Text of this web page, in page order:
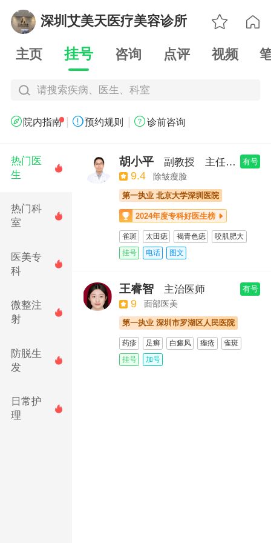
深圳艾美天医疗美容诊所  
主页 挂号 咨询 点评 视频
请搜索疾病、医生、科室
 院内指南 预约规则 诊前咨询
热门医
生

热门科
室

医美专
科

微整注
射

防脱生
发

日常护
理

胡小平 副教授 主任医师 有号
9.4 除皱瘦脸
第一执业 北京大学深圳医院
2024年度专科好医生榜 
2021年度先进医生榜 
2020年度优秀医生榜
雀斑 太田痣 褐青色痣
咬肌肥大
痤疮疤痕
痤疮 尖锐湿疣
黄金微针
挂号 电话 图文
王睿智 主治医师 有号
9 面部医美
第一执业 深圳市罗湖区人民医院
药疹 足癣 白癜风 痤疮
雀斑
荨麻疹
银屑病
挂号 加号